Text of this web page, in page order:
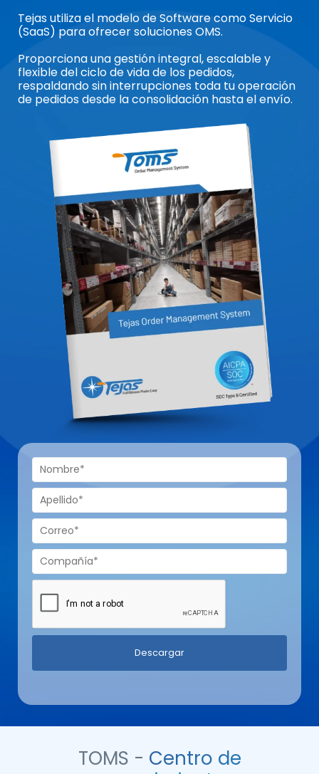
Tejas utiliza el modelo de Software como Servicio
(SaaS) para ofrecer soluciones OMS.
Proporciona una gestión integral, escalable y
flexible del ciclo de vida de los pedidos,
respaldando sin interrupciones toda tu operación
de pedidos desde la consolidación hasta el envío.
Descargar
TOMS - Centro de